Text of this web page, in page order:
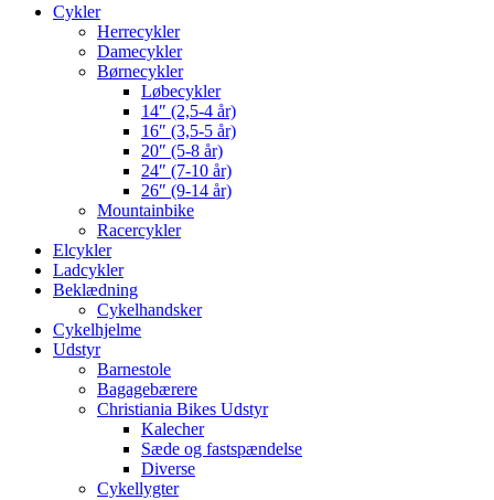
Cykler
Herrecykler
Damecykler
Børnecykler
Løbecykler
14″ (2,5-4 år)
16″ (3,5-5 år)
20″ (5-8 år)
24″ (7-10 år)
26″ (9-14 år)
Mountainbike
Racercykler
Elcykler
Ladcykler
Beklædning
Cykelhandsker
Cykelhjelme
Udstyr
Barnestole
Bagagebærere
Christiania Bikes Udstyr
Kalecher
Sæde og fastspændelse
Diverse
Cykellygter